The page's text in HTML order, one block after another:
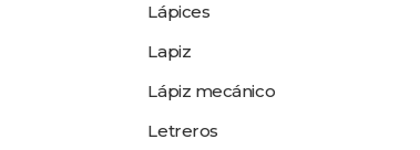
Lápices
Lapiz
Lápiz mecánico
Letreros